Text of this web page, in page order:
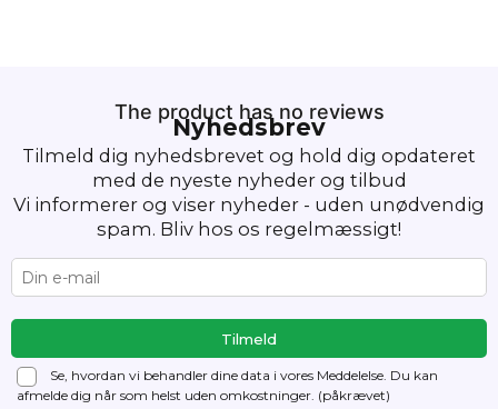
The product has no reviews
Nyhedsbrev
Tilmeld dig nyhedsbrevet og hold dig opdateret
med de nyeste nyheder og tilbud
Vi informerer og viser nyheder - uden unødvendig
spam. Bliv hos os regelmæssigt!
Se, hvordan vi behandler dine data i vores Meddelelse. Du kan
afmelde dig når som helst uden omkostninger. (påkrævet)